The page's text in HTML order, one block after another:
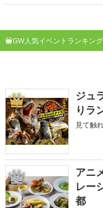
GW人気イベントランキン
1
ジュ
りラ
見て触
2
アニ
レー
都